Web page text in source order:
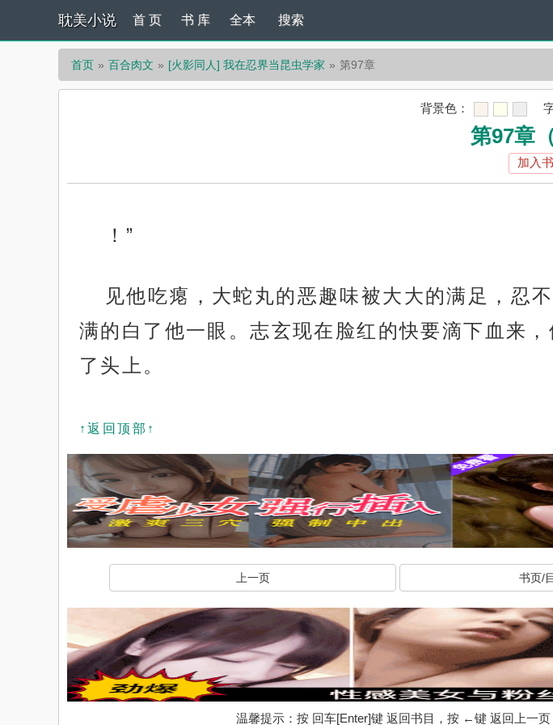
耽美小说 首 页 书 库 全本 搜索
首页 百合肉文 [火影同人] 我在忍界当昆虫学家 第97章
背景色：
第97章
加入
！”
见他吃瘪，大蛇丸的恶趣味被大大的满足，忍
满的白了他一眼。志玄现在脸红的快要滴下血来
了头上。
↑返回顶部↑
上一页 书页/
温馨提示：按 回车[Enter]键 返回书目，按 ←键 返回上一